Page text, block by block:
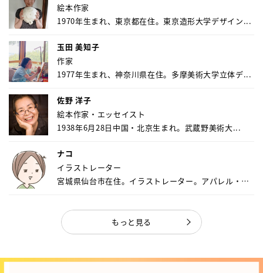
絵本作家
1970年生まれ、東京都在住。東京造形大学デザイン...
玉田 美知子
作家
1977年生まれ、神奈川県在住。多摩美術大学立体デ...
佐野 洋子
絵本作家・エッセイスト
1938年6月28日中国・北京生まれ。武蔵野美術大...
ナコ
イラストレーター
宮城県仙台市在住。イラストレーター。アパレル・キ
もっと見る